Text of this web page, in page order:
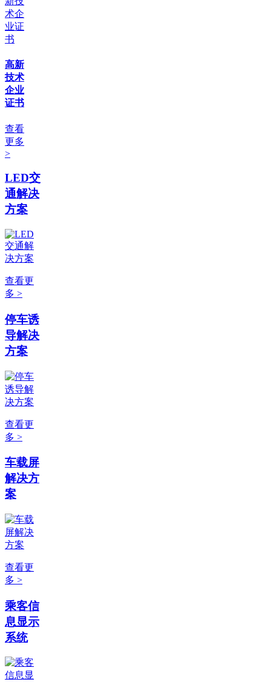
高新
技术
企业
证书
查看
更多
>
LED交
通解决
方案
查看更
多 >
停车诱
导解决
方案
查看更
多 >
车载屏
解决方
案
查看更
多 >
乘客信
息显示
系统